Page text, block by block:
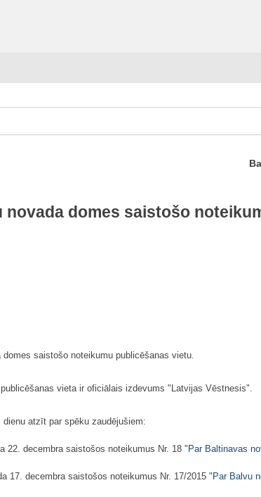
novada domes saistošo
saistošo noteikumu publicēšanas vietu.
vieta ir oficiālais izdevums "Latvijas Vēstnesis".
atzīt par spēku zaudējušiem:
22. decembra saistošos noteikumus Nr. 18 "Par Baltinavas
17. decembra saistošos noteikumus Nr. 17/2015 "Par Balvu